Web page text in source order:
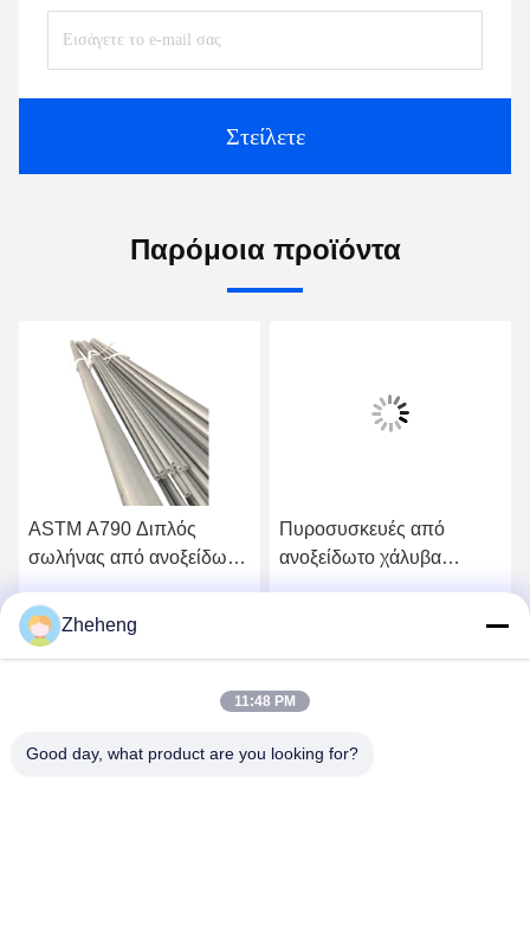
Στείλετε
Παρόμοια προϊόντα
ASTM A790 Διπλός
σωλήνας από ανοξείδωτο
αντοχή στη διασφαιρική
διάβρωσηΠάρτε την καλύτερη τιμή
Πυροσυσκευές από
ανοξείδωτο χάλυβα
Zheheng
11:48 PM
Good day, what product are you looking for?